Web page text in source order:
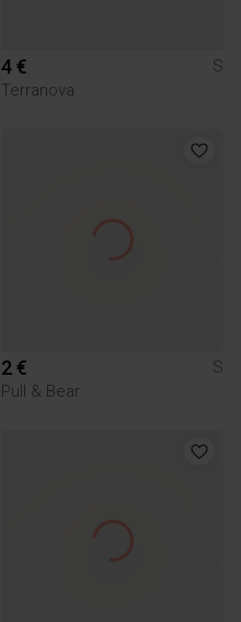
4 €
S
Terranova
2 €
S
Pull & Bear